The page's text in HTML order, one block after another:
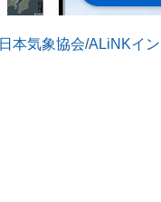
日本気象協会/ALiNKイ